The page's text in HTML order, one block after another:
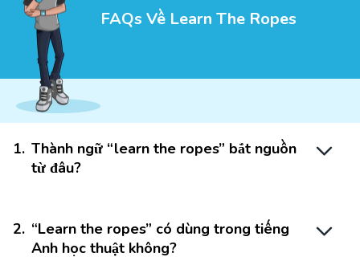
FAQs Về Learn The Ropes
1. Thành ngữ “learn the ropes” bắt nguồn
từ đâu?
2. “Learn the ropes” có dùng trong tiếng
Anh học thuật không?